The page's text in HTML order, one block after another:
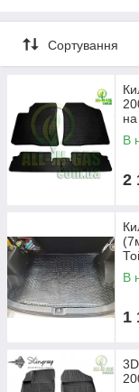
Матеріали, такі як
відмінні захисні
бортиків (2,5 см, 4
підходящий
експлуатації. Ми
Cargumm з
салону, легкість
Avto gumm з
витримує будь-
—
довговічності
для
Кожен виріб
якість та доступну
Corolla Verso (ZER/
комфортом на
Сортування
В
2
В
1